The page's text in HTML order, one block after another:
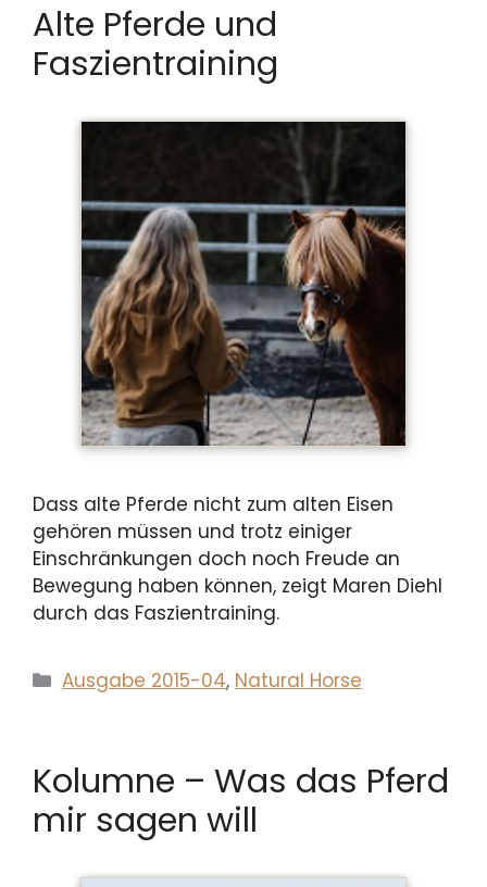
Alte Pferde und
Faszientraining
Dass alte Pferde nicht zum alten Eisen
gehören müssen und trotz einiger
Einschränkungen doch noch Freude an
Bewegung haben können, zeigt Maren Diehl
durch das Faszientraining.
Kategorien
Ausgabe 2015-04, Natural Horse
Kolumne – Was das Pferd
mir sagen will